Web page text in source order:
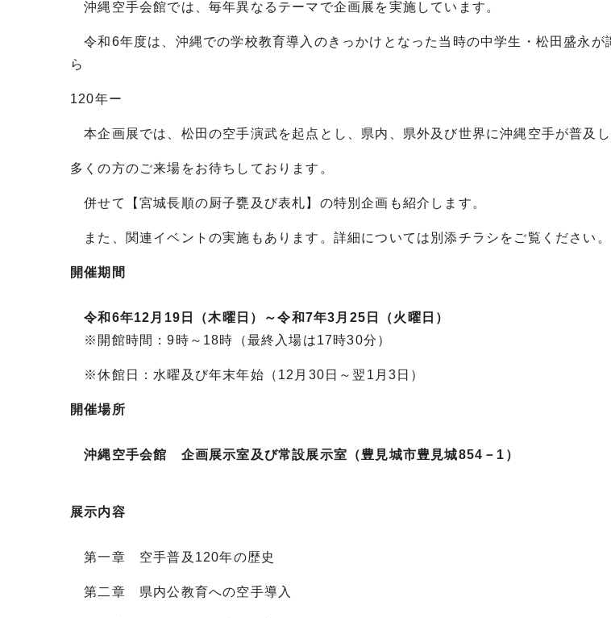
沖縄空手会館では、毎年異なるテーマで企画展を実施しています。
令和6年度は、沖縄での学校教育導入のきっかけとなった当時の中学生・松田盛永が
ら
120年ー
本企画展では、松田の空手演武を起点とし、県内、県外及び世界に沖縄空手が普及し
多くの方のご来場をお待ちしております。
併せて【宮城長順の厨子甕及び表札】の特別企画も紹介します。
また、関連イベントの実施もあります。詳細については別添チラシをご覧ください。
開催期間
令和6年12月19日（木曜日）～令和7年3月25日（火曜日）
※開館時間：9時～18時（最終入場は17時30分）
※休館日：水曜及び年末年始（12月30日～翌1月3日）
開催場所
沖縄空手会館 企画展示室及び常設展示室（豊見城市豊見城854－1）
展示内容
第一章 空手普及120年の歴史
第二章 県内公教育への空手導入